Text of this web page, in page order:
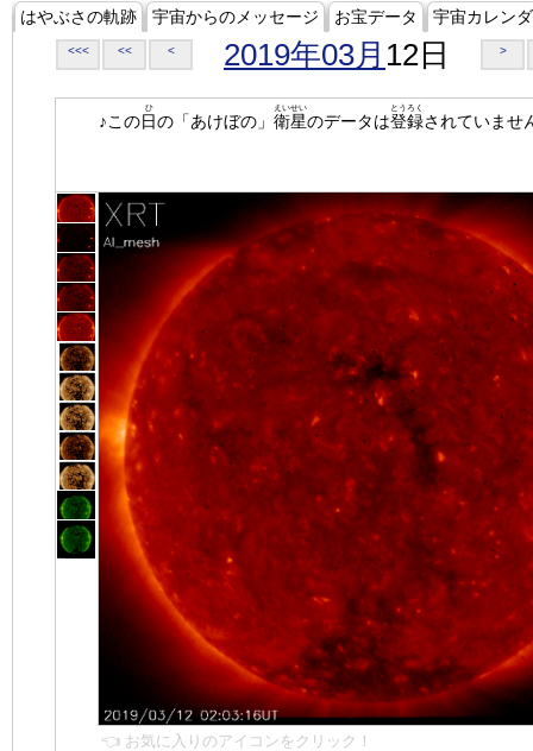
はやぶさの軌跡 宇宙からのメッセージ お宝データ 宇宙カレン
<<< << < 2019年03月 12日 >
♪この日
ひ
の「あけぼの」 衛星
えいせい
のデータは登録
とうろく
されていませ
👈 お気に入りのアイコンをクリック！